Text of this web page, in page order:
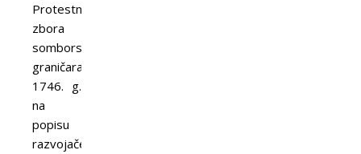
Protestnog
zbora
somborskih
graničara,
1746. g.
na
popisu
razvojačenih